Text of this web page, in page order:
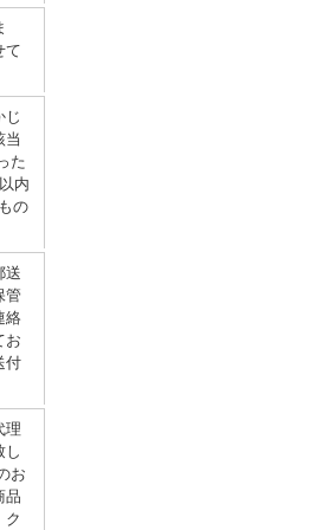
て
じ
当
た
内
の
送
管
絡
お
付
理
し
お
品
ク